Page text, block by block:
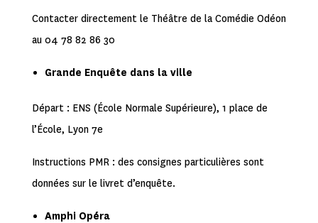
Contacter directement le Théâtre de la Comédie Odéon
au 04 78 82 86 30
Grande Enquête dans la ville
Départ : ENS (École Normale Supérieure), 1 place de
l’École, Lyon 7e
Instructions PMR : des consignes particulières sont
données sur le livret d’enquête.
Amphi Opéra